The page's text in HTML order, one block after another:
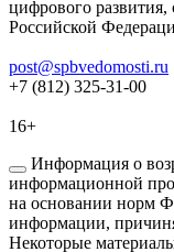
цифрового
Российской
post@spbvedomosti.ru
+7 (812) 325-31-00
16+
Информация о
информационной
на основании норм
информации,
Некоторые